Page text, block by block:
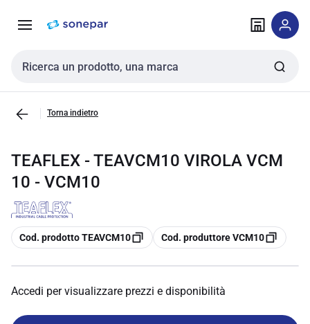
navigazione alla
Cerca input
Torna indietro
TEAFLEX - TEAVCM10 VIROLA VCM
10 - VCM10
copia
Cod. prodotto TEAVCM10 copia
Cod. produttore VCM10
Accedi per visualizzare prezzi e disponibilità